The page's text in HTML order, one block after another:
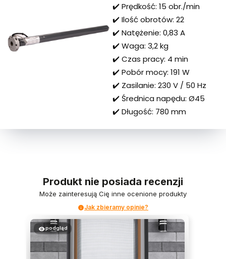
✔️ Prędkość: 15 obr./min
✔️ Ilość obrotów: 22
✔️ Natężenie: 0,83 A
✔️ Waga: 3,2 kg
✔️ Czas pracy: 4 min
✔️ Pobór mocy: 191 W
✔️ Zasilanie: 230 V / 50 Hz
✔️ Średnica napędu: Ø45
✔️ Długość: 780 mm
Produkt nie posiada recenzji
Może zainteresują Cię inne ocenione produkty
Jak zbieramy opinie?
podgląd